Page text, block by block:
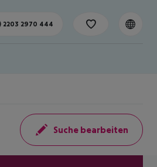
2203 2970 444
Suche bearbeiten